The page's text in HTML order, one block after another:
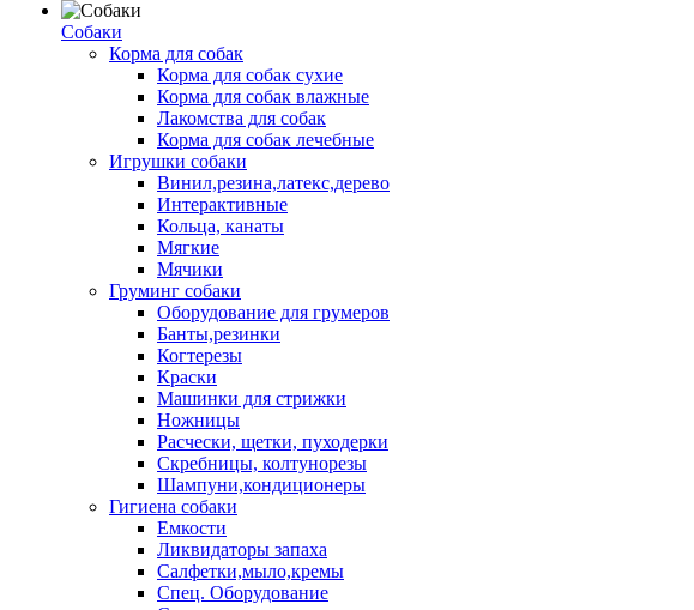
Собаки
Корма для собак
Корма для собак сухие
Корма для собак влажные
Лакомства для собак
Корма для собак лечебные
Игрушки собаки
Винил,резина,латекс,дерево
Интерактивные
Кольца, канаты
Мягкие
Мячики
Груминг собаки
Оборудование для грумеров
Банты,резинки
Когтерезы
Краски
Машинки для стрижки
Ножницы
Расчески, щетки, пуходерки
Скребницы, колтунорезы
Шампуни,кондиционеры
Гигиена собаки
Емкости
Ликвидаторы запаха
Салфетки,мыло,кремы
Спец. Оборудование